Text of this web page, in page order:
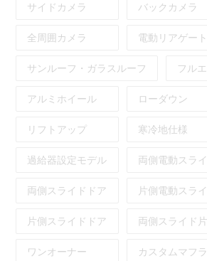
サイドカメラ バックカメラ
全周囲カメラ 電動リアゲート
サンルーフ・ガラスルーフ フル
アルミホイール ローダウン
リフトアップ 寒冷地仕様
過給器設定モデル 両側電動スラ
両側スライドドア 片側電動スラ
片側スライドドア 両側スライド
ワンオーナー カスタムマフ